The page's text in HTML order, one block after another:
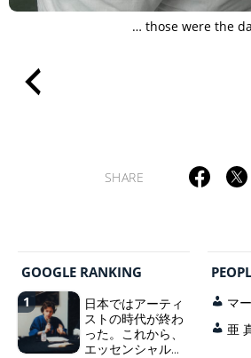
… those were the
SHARE
GOOGLE RANKING
1
日本ではアーティ
ストの時代が終わ
った。これから、
エッセンシャルワ
マ
亜